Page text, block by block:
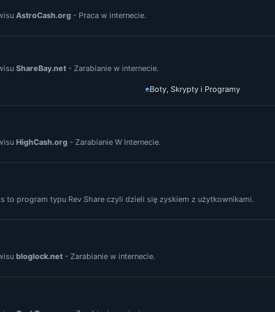
AstroCash.org - Praca w internecie.
ShareBay.net - Zarabianie w internecie.
Boty, Skrypty i Programy
HighCash.org - Zarabianie W Internecie.
to program typu Rev Share czyli dzieli się zyskiem z użytkownikami.
bloglock.net - Zarabianie w internecie.